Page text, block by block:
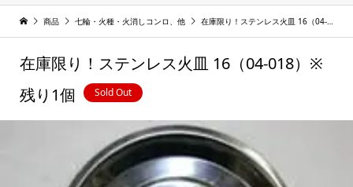
商品 七輪・火種・火消しコンロ、他 在庫限り！ステンレス火皿 16（04-018）※残り1個
在庫限り！ステンレス火皿 16（04-018）※
残り1個
Sold Out